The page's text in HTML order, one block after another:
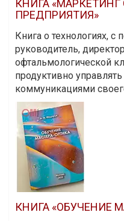
КНИГА
ПРЕДПРИЯТИЯ»
Книга о технологиях,
руководитель,
офтальмологической
продуктивно
коммуникациями
КНИГА «ОБУЧЕНИЕ